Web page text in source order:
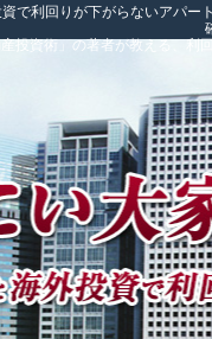
で利回りが下がらないアパ
産投資術」の著者が教える、